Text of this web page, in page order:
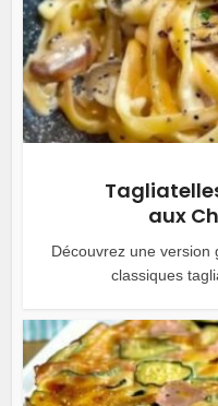
aux
Découvrez une
classiques